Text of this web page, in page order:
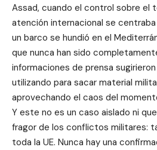
Assad, cuando el control sobre el
atención internacional se
un barco se hundió en el
que nunca han sido
informaciones de prensa
utilizando para sacar material
aprovechando el caos del
Y este no es un caso aislado ni
fragor de los conflictos militares:
toda la UE. Nunca hay una